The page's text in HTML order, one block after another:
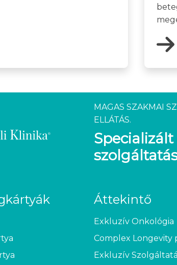
MAGAS SZAKMAI
ELLÁTÁS.
Áttekintő
Exkluzív Onkológia
Complex Longevity
Exkluzív